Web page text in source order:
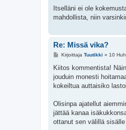
Itselläni ei ole
mahdollista, niin
Re: Missä vika?
V
e
t
i
Kirjoittaja Tuutikki » 10
Kiitos kommentista!
jouduin monesti
kokeiltua auttaisiko
Olisinpa ajatellut
jättää kanaa
ottanut sen välillä